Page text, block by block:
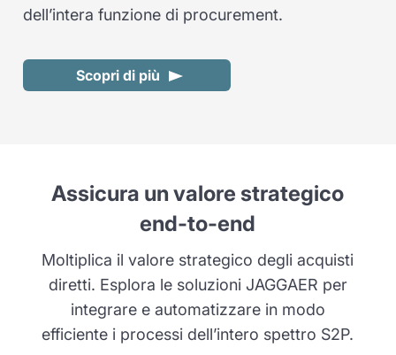
dell’intera funzione di procurement.
Scopri di più
Assicura un valore strategico
end-to-end
Moltiplica il valore strategico degli acquisti
diretti. Esplora le soluzioni JAGGAER per
integrare e automatizzare in modo
efficiente i processi dell’intero spettro S2P.